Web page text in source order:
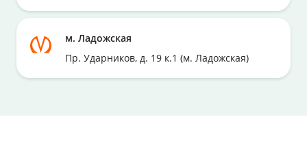
м. Ладожская
Пр. Ударников, д. 19 к.1 (м. Ладожская)